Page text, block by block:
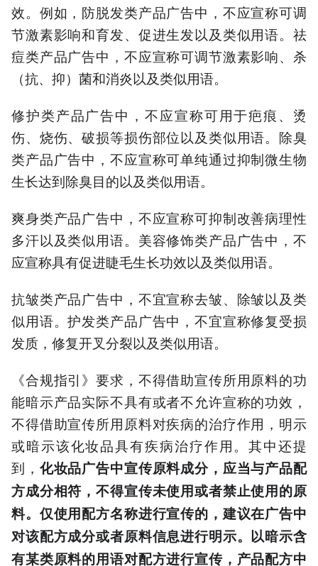
效。例如，防脱发类产品广告中，不应宣称可调
节激素影响和育发、促进生发以及类似用语。祛
痘类产品广告中，不应宣称可调节激素影响、杀
（抗、抑）菌和消炎以及类似用语。
修护类产品广告中，不应宣称可用于疤痕、烫
伤、烧伤、破损等损伤部位以及类似用语。除臭
类产品广告中，不应宣称可单纯通过抑制微生物
生长达到除臭目的以及类似用语。
爽身类产品广告中，不应宣称可抑制改善病理性
多汗以及类似用语。美容修饰类产品广告中，不
应宣称具有促进睫毛生长功效以及类似用语。
抗皱类产品广告中，不宜宣称去皱、除皱以及类
似用语。护发类产品广告中，不宜宣称修复受损
发质，修复开叉分裂以及类似用语。
《合规指引》要求，不得借助宣传所用原料的功
能暗示产品实际不具有或者不允许宣称的功效，
不得借助宣传所用原料对疾病的治疗作用，明示
或暗示该化妆品具有疾病治疗作用。其中还提
到， 化妆品广告中宣传原料成分，应当与产品配
方成分相符，不得宣传未使用或者禁止使用的原
料。仅使用配方名称进行宣传的，建议在广告中
对该配方成分或者原料信息进行明示。以暗示含
有某类原料的用语对配方进行宣传，产品配方中